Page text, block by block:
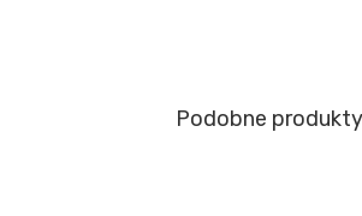
Podobne produkty